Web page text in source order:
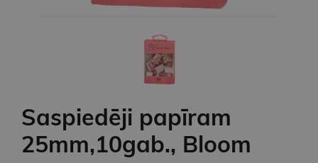
Saspiedēji papīram
25mm,10gab., Bloom